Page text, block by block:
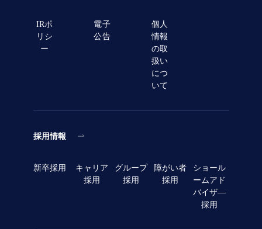
IRポ
リシ
ー
電子
公告
個人
情報
の取
扱い
につ
いて
採用情報
新卒採用
キャリア
採用
グループ
採用
障がい者
採用
ショール
ームアド
バイザ―
採用